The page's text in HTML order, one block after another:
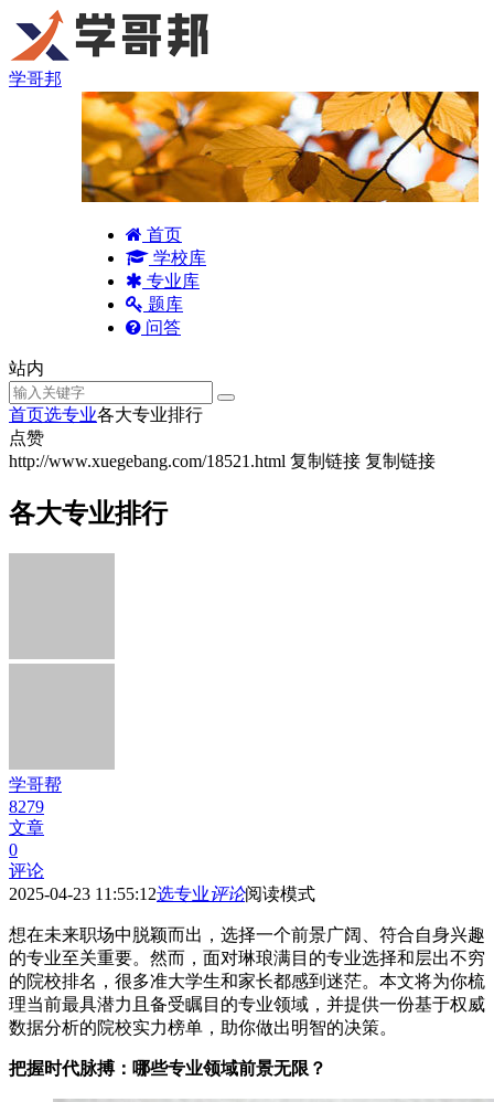
学哥邦
首页
学校库
专业库
题库
问答
站内
首页选专业各大专业排行
点赞
http://www.xuegebang.com/18521.html 复制链接 复制链接
各大专业排行
学哥帮
8279
文章
0
评论
2025-04-23 11:55:12选专业评论阅读模式
想在未来职场中脱颖而出，选择一个前景广阔、符合自身兴趣
的专业至关重要。然而，面对琳琅满目的专业选择和层出不穷
的院校排名，很多准大学生和家长都感到迷茫。本文将为你梳
理当前最具潜力且备受瞩目的专业领域，并提供一份基于权威
数据分析的院校实力榜单，助你做出明智的决策。
把握时代脉搏：哪些专业领域前景无限？